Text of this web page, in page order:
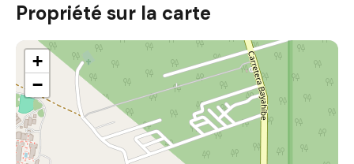
Propriété sur la carte
+
−